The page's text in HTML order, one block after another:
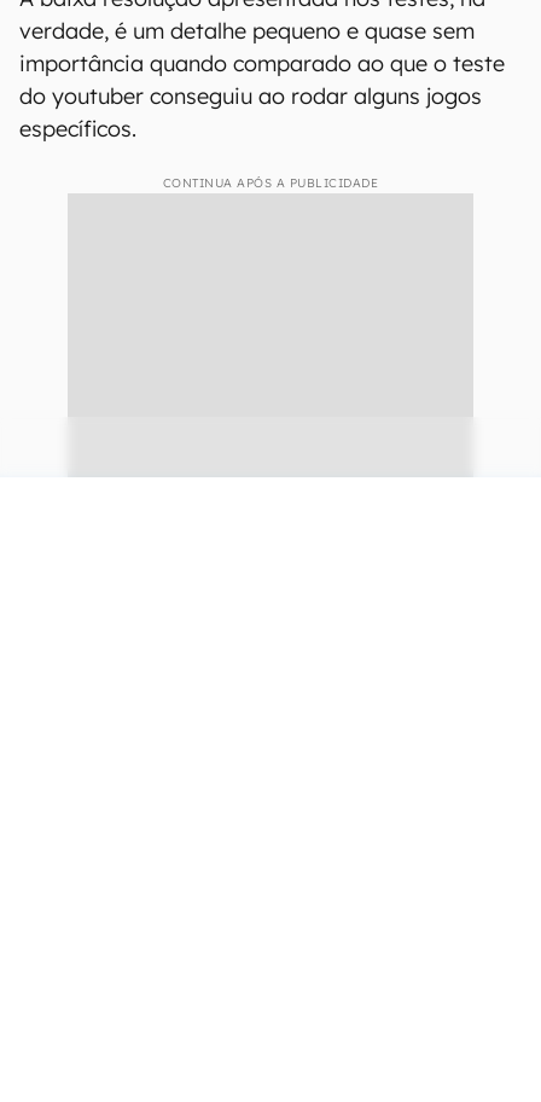
verdade, é um detalhe pequeno e quase sem
importância quando comparado ao que o teste
do youtuber conseguiu ao rodar alguns jogos
específicos.
CONTINUA APÓS A PUBLICIDADE